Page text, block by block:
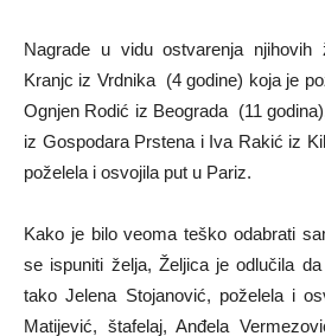
Nagrade u vidu ostvarenja
Kranjc iz Vrdnika (4 godine) koja je
Ognjen Rodić iz Beograda (11
iz Gospodara Prstena i Iva Rakić iz
poželela i osvojila put u Pariz.
Kako je bilo veoma teško odabrati
se ispuniti želja, Željica je odlučila
tako Jelena Stojanović, poželela i
Matijević, štafelaj, Anđela